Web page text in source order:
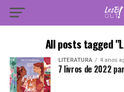
All posts tagged
LITERATURA 4 anos
7 livros de 2022